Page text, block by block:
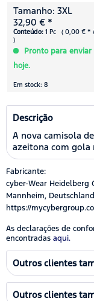
Tamanho: 3XL
32,90 € *
Conteúdo: 1 Pc ( 0,00 € *
)
Pronto para enviar
hoje.
Em stock: 8
Descrição
A nova camisola
azeitona com gola
Fabricante:
cyber-Wear Heidelberg
Mannheim,
https://
As declarações de
encontradas aqui.
Outros clientes
Outros clientes